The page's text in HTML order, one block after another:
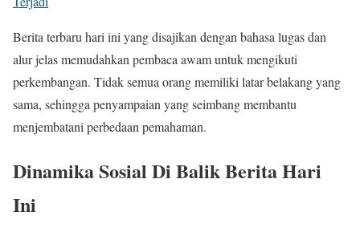
Berita terbaru hari ini yang disajikan dengan bahasa lugas dan
alur jelas memudahkan pembaca awam untuk mengikuti
perkembangan. Tidak semua orang memiliki latar belakang yang
sama, sehingga penyampaian yang seimbang membantu
menjembatani perbedaan pemahaman.
Dinamika Sosial Di Balik Berita Hari
Ini